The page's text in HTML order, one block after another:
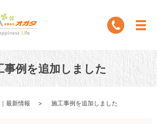
事例を追加しました
最新情報 施工事例を追加しました